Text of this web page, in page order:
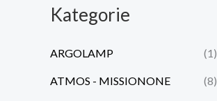
Kategorie
ARGOLAMP (1)
ATMOS - MISSIONONE (8)